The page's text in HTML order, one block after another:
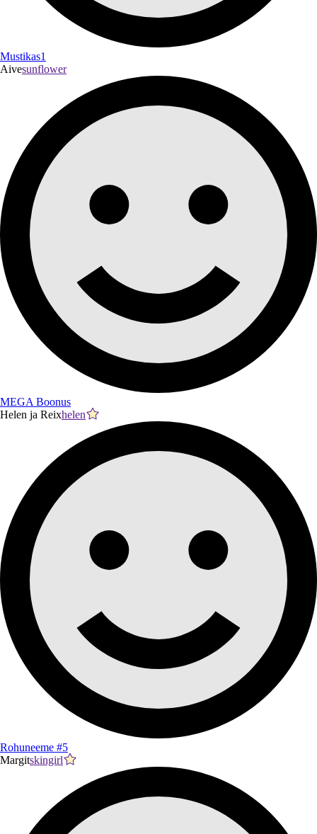
Mustikas1
Aivesunflower
MEGA Boonus
Helen ja Reixhelen
Rohuneeme #5
Margitskingirl